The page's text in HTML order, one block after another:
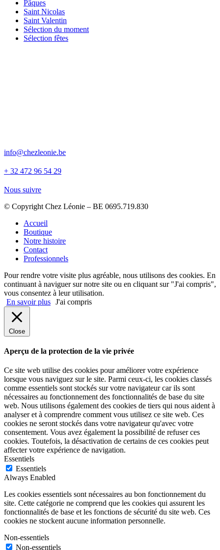
Pâques
Saint Nicolas
Saint Valentin
Sélection du moment
Sélection fêtes
info@chezleonie.be
+ 32 472 96 54 29
Nous suivre
© Copyright Chez Léonie – BE 0695.719.830
Accueil
Boutique
Notre histoire
Contact
Professionnels
Pour rendre votre visite plus agréable, nous utilisons des cookies. En
continuant à naviguer sur notre site ou en cliquant sur "J'ai compris",
vous consentez à leur utilisation.
En savoir plus J'ai compris
Close
Aperçu de la protection de la vie privée
Ce site web utilise des cookies pour améliorer votre expérience
lorsque vous naviguez sur le site. Parmi ceux-ci, les cookies classés
comme essentiels sont stockés sur votre navigateur car ils sont
nécessaires au fonctionnement des fonctionnalités de base du site
web. Nous utilisons également des cookies de tiers qui nous aident à
analyser et à comprendre comment vous utilisez ce site web. Ces
cookies ne seront stockés dans votre navigateur qu'avec votre
consentement. Vous avez également la possibilité de refuser ces
cookies. Toutefois, la désactivation de certains de ces cookies peut
affecter votre expérience de navigation.
Essentiels
Essentiels
Always Enabled
Les cookies essentiels sont nécessaires au bon fonctionnement du
site. Cette catégorie ne comprend que les cookies qui assurent les
fonctionnalités de base et les fonctions de sécurité du site web. Ces
cookies ne stockent aucune information personnelle.
Non-essentiels
Non-essentiels